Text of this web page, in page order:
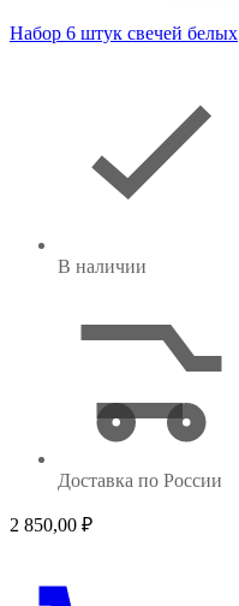
Набор 6 штук свечей белых
В наличии
Доставка по России
2 850,00 ₽